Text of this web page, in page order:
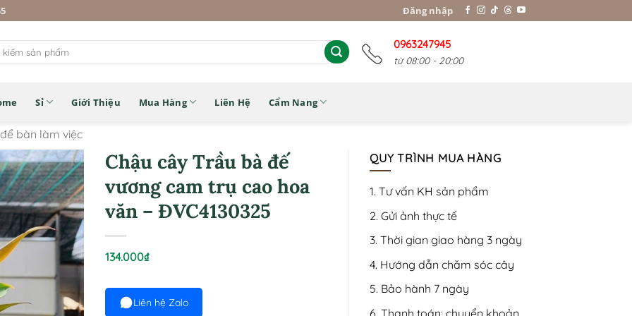
Đăng nhập
0963247945
từ 08:00 - 20:00
Sỉ Giới Thiệu Mua Hàng Liên Hệ Cẩm Nang
bàn làm việc
Chậu cây Trầu bà đế
vương cam trụ cao hoa
văn – ĐVC4130325
134.000₫
Liên hệ Zalo
QUY TRÌNH MUA HÀNG
1. Tư vấn KH sản phẩm
2. Gửi ảnh thực tế
3. Thời gian giao hàng 3 ngày
4. Hướng dẫn chăm sóc cây
5. Bảo hành 7 ngày
6. Thanh toán: chuyển khoản,